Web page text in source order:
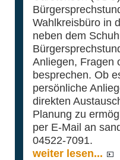
Wahlkreisbüro in
neben dem
Anliegen, Fragen
besprechen. Ob
persönliche
direkten
Planung zu
per E-Mail an
04522-7091.
weiter lesen...